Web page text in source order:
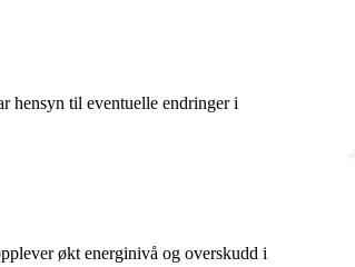
hensyn til eventuelle endringer i
økt energinivå og overskudd i